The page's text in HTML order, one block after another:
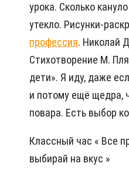
урока. Сколько
утекло. Рисунки-
профессия. Николай
Стихотворение М.
дети». Я иду, даже
и потому ещё щедра,
повара. Есть выбор
Классный час « Все
выбирай на вкус »